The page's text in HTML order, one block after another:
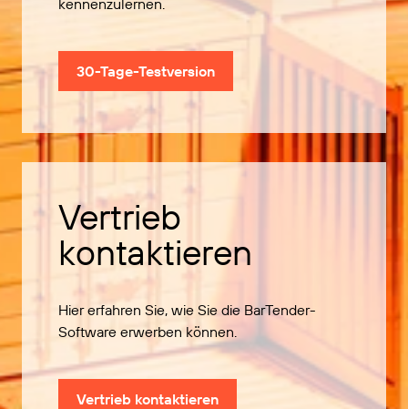
kennenzulernen.
30-Tage-Testversion
Vertrieb
kontaktieren
Hier erfahren Sie, wie Sie die BarTender-
Software erwerben können.
Vertrieb kontaktieren